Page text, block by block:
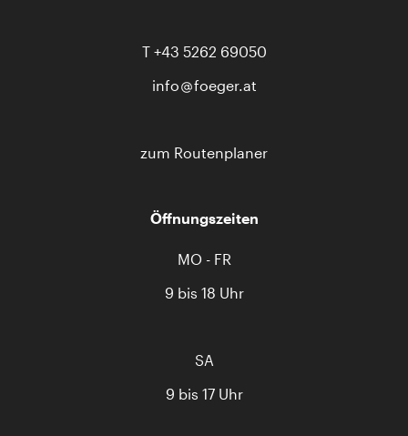
T +43 5262 69050
info
foeger.at
zum Routenplaner
Öffnungszeiten
MO - FR
9 bis 18 Uhr
SA
9 bis 17 Uhr